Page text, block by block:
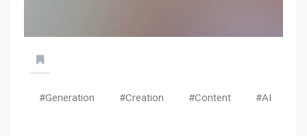
AI#
Content#
Creation#
Generation#